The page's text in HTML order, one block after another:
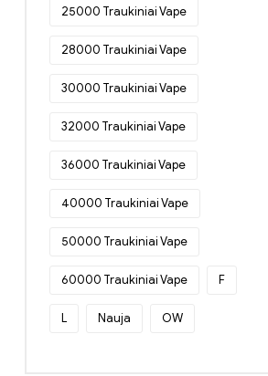
Graikijoje(49)
Airijoje(20)
Vienkartinės elektroninės cigaretės
Vienkartinės elektroninės cigaretės
Latvijoje (44)
Lietuvoje (30)
Vienkartinės elektroninės cigaretės
25000 Traukiniai Vape
28000 Traukiniai Vape
30000 Traukiniai Vape
32000 Traukiniai Vape
36000 Traukiniai Vape
40000 Traukiniai Vape
50000 Traukiniai Vape
60000 Traukiniai Vape F
L Nauja OW